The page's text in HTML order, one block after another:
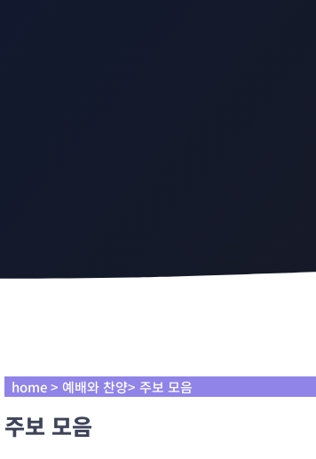
home > 예배와 찬양> 주보 모음
주보 모음